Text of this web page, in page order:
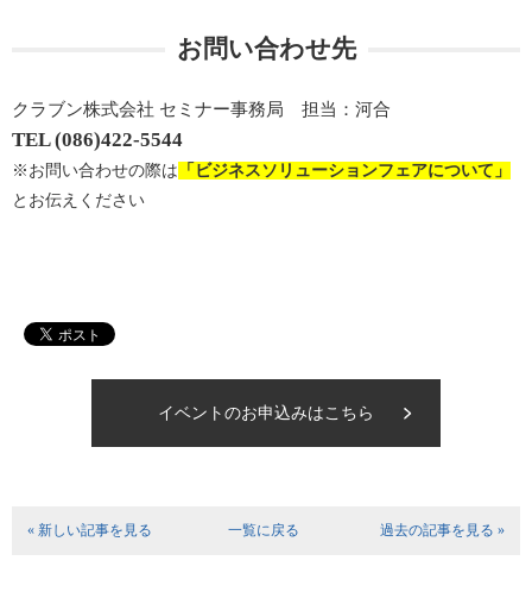
お問い合わせ先
クラブン株式会社 セミナー事務局 担当：河合
TEL (086)422-5544
※お問い合わせの際は 「ビジネスソリューションフェアについて」
とお伝えください
イベントのお申込みはこちら
« 新しい記事を見る 一覧に戻る 過去の記事を見る »